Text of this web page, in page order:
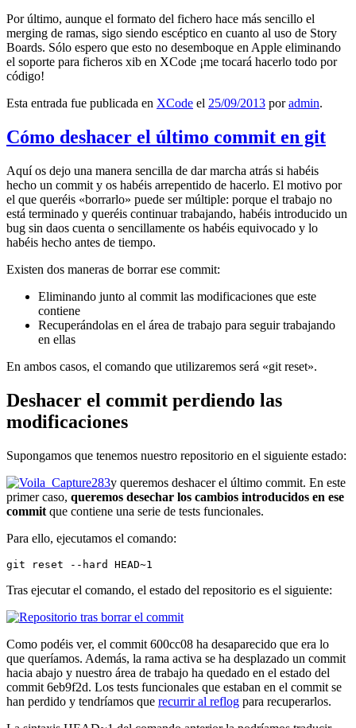
Por último, aunque el formato del fichero hace más sencillo el
merging de ramas, sigo siendo escéptico en cuanto al uso de Story
Boards. Sólo espero que esto no desemboque en Apple eliminando
el soporte para ficheros xib en XCode ¡me tocará hacerlo todo por
código!
Esta entrada fue publicada en XCode el 25/09/2013 poradmin.
Cómo deshacer el último commit en git
Aquí os dejo una manera sencilla de dar marcha atrás si habéis
hecho un commit y os habéis arrepentido de hacerlo. El motivo por
el que queréis «borrarlo» puede ser múltiple: porque el trabajo no
está terminado y queréis continuar trabajando, habéis introducido un
bug sin daos cuenta o sencillamente os habéis equivocado y lo
habéis hecho antes de tiempo.
Existen dos maneras de borrar ese commit:
Eliminando junto al commit las modificaciones que este
contiene
Recuperándolas en el área de trabajo para seguir trabajando
en ellas
En ambos casos, el comando que utilizaremos será «git reset».
Deshacer el commit perdiendo las
modificaciones
Supongamos que tenemos nuestro repositorio en el siguiente estado:
y queremos deshacer el último commit. En este
primer caso, queremos desechar los cambios introducidos en ese
commit que contiene una serie de tests funcionales.
Para ello, ejecutamos el comando:
git reset --hard HEAD~1
Tras ejecutar el comando, el estado del repositorio es el siguiente:
Como podéis ver, el commit 600cc08 ha desaparecido que era lo
que queríamos. Además, la rama activa se ha desplazado un commit
hacia abajo y nuestro área de trabajo ha quedado en el estado del
commit 6eb9f2d. Los tests funcionales que estaban en el commit se
han perdido y tendríamos que recurrir al reflog para recuperarlos.